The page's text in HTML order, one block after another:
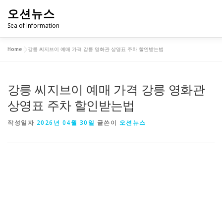
오션뉴스
Sea of Information
Home »강릉 씨지브이 예매 가격 강릉 영화관 상영표 주차 할인받는법
강릉 씨지브이 예매 가격 강릉 영화관
상영표 주차 할인받는법
작성일자 2026년 04월 30일 글쓴이 오션뉴스